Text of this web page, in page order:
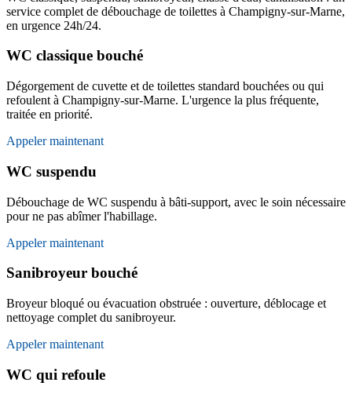
service complet de débouchage de toilettes à Champigny-sur-Marne,
en urgence 24h/24.
WC classique bouché
Dégorgement de cuvette et de toilettes standard bouchées ou qui
refoulent à Champigny-sur-Marne. L'urgence la plus fréquente,
traitée en priorité.
Appeler maintenant
WC suspendu
Débouchage de WC suspendu à bâti-support, avec le soin nécessaire
pour ne pas abîmer l'habillage.
Appeler maintenant
Sanibroyeur bouché
Broyeur bloqué ou évacuation obstruée : ouverture, déblocage et
nettoyage complet du sanibroyeur.
Appeler maintenant
WC qui refoule